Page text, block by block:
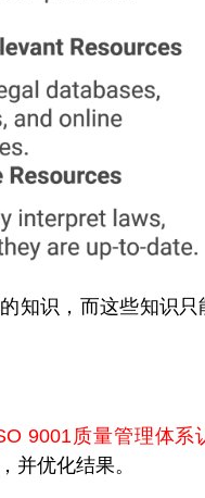
知识，而这些知识只
9001质量管理体系
并优化结果。